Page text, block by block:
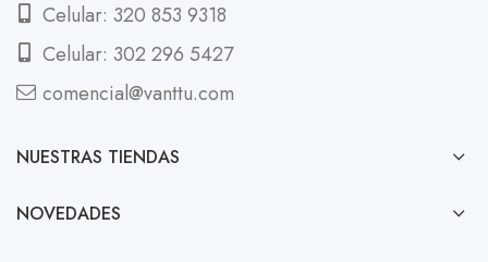
Celular: 320 853 9318
Celular: 302 296 5427
comencial@vanttu.com
NUESTRAS TIENDAS
NOVEDADES